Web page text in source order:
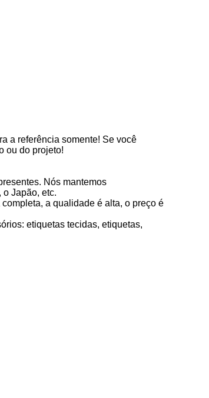
a referência somente! Se você
ou do projeto!
Nós mantemos
Japão, etc.
a qualidade é alta, o preço é
etiquetas tecidas, etiquetas,